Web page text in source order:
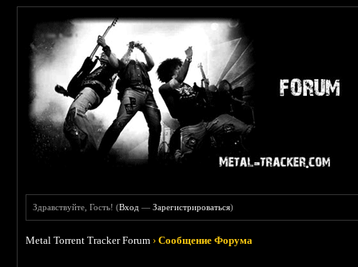
Здравствуйте, Гость! (Вход —Зарегистрироваться)
Metal Torrent Tracker Forum ›Сообщение Форума